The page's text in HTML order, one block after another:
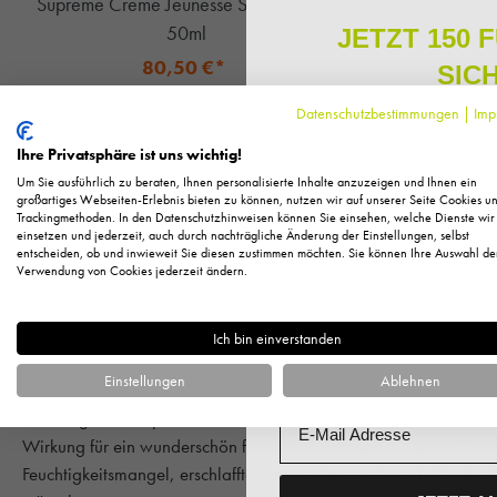
50ml
80,50 €*
+ 80 Fuchstaler
Sofort verfügbar
IN DEN WARENKORB IN
Die Pflegelinie Suprême setzt auf einzigartige Extrakte
Wirkung für ein wunderschön frisches und junges Aussehen.
Feuchtigkeitsmangel, erschlaffte Hautpartien und eine fehlende
Datenschutzbestimmungen |
Ihre Privatsphäre ist uns wichtig!
Um Sie ausführlich zu beraten, Ihnen personalisierte Inhalte anzuzeigen und Ihnen ein
großartiges Webseiten-Erlebnis bieten zu können, nutzen wir auf unserer Seite Cookies
Trackingmethoden. In den Datenschutzhinweisen können Sie einsehen, welche Dienste wir
einsetzen und jederzeit, auch durch nachträgliche Änderung der Einstellungen, selbst
entscheiden, ob und inwieweit Sie diesen zustimmen möchten. Sie können Ihre Auswahl
Verwendung von Cookies jederzeit ändern.
Ich bin einverstanden
Einstellungen Ablehnen
JETZT 150
Melden Sie sich zu
regelmäßig exklusive
Pflege, neue Produkte
Als kleines Dankeschön für
Ihnen150 Fuchstaler*, die
Einkauf
Vorname